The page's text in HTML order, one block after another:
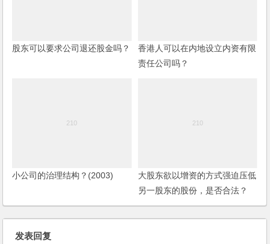
股东可以要求公司退还股金吗？
香港人可以在内地设立内资有限
责任公司吗？
小公司的治理结构？(2003)
大股东欲以增资的方式强迫压低
另一股东的股份，是否合法？
发表回复